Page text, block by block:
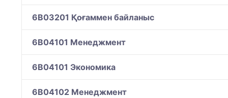
6B03201 Қоғаммен байланыс
6B04101 Менеджмент
6B04101 Экономика
6B04102 Менеджмент